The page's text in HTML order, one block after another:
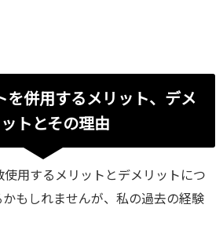
を併用するメリット、デメ
トとその理由
用するメリットとデメリットにつ
もしれませんが、私の過去の経験